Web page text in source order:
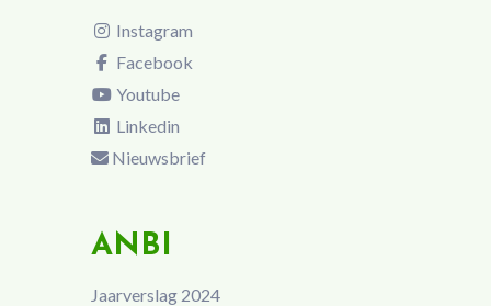
Instagram
Facebook
Youtube
Linkedin
Nieuwsbrief
ANBI
Jaarverslag 2024